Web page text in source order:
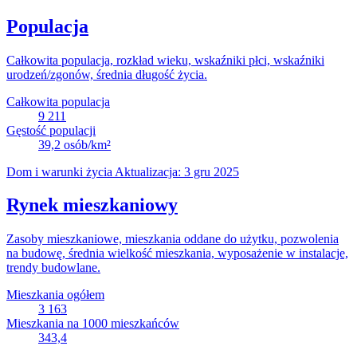
Populacja
Całkowita populacja, rozkład wieku, wskaźniki płci, wskaźniki
urodzeń/zgonów, średnia długość życia.
Całkowita populacja
9 211
Gęstość populacji
39,2 osób/km²
Dom i warunki życia Aktualizacja: 3 gru 2025
Rynek mieszkaniowy
Zasoby mieszkaniowe, mieszkania oddane do użytku, pozwolenia
na budowę, średnia wielkość mieszkania, wyposażenie w instalacje,
trendy budowlane.
Mieszkania ogółem
3 163
Mieszkania na 1000 mieszkańców
343,4